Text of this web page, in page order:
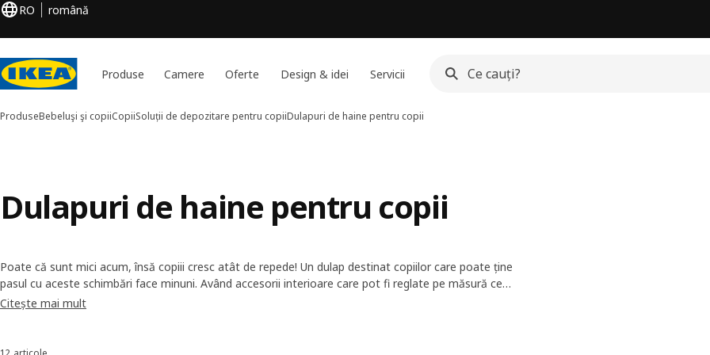
RO română
Produse Camere Oferte Design & idei Servicii
ProduseBebeluşi şi copiiCopiiSoluții de depozitare pentru copiiDulapuri de haine pentru copii
Dulapuri de haine pentru copii
Poate că sunt mici acum, însă copiii cresc atât de repede! Un dulap destinat copiilor care poate ține
pasul cu aceste schimbări face minuni. Având accesorii interioare care pot fi reglate pe măsură ce
aceștia cresc și etajere perfecte pentru tot felul de articole, de la scutece curate la trofee sportive,
Citește mai mult